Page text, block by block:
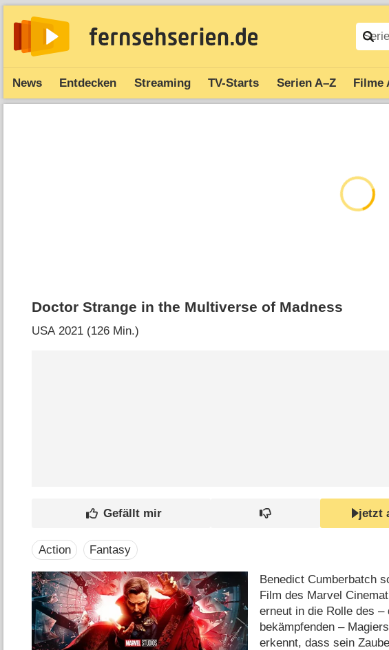
News Entdecken Streaming TV-Starts Serien A–Z Filme
Doctor Strange in the Multiverse of Madness
USA2021 (126 Min.)
jetzt
Action Fantasy
Benedict Cumberbatch
Film des Marvel
erneut in die Rolle des –
bekämpfenden –
erkennt, dass sein